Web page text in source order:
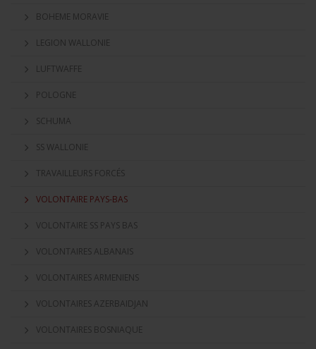
BOHEME MORAVIE
LEGION WALLONIE
LUFTWAFFE
POLOGNE
SCHUMA
SS WALLONIE
TRAVAILLEURS FORCÉS
VOLONTAIRE PAYS-BAS
VOLONTAIRE SS PAYS BAS
VOLONTAIRES ALBANAIS
VOLONTAIRES ARMENIENS
VOLONTAIRES AZERBAIDJAN
VOLONTAIRES BOSNIAQUE